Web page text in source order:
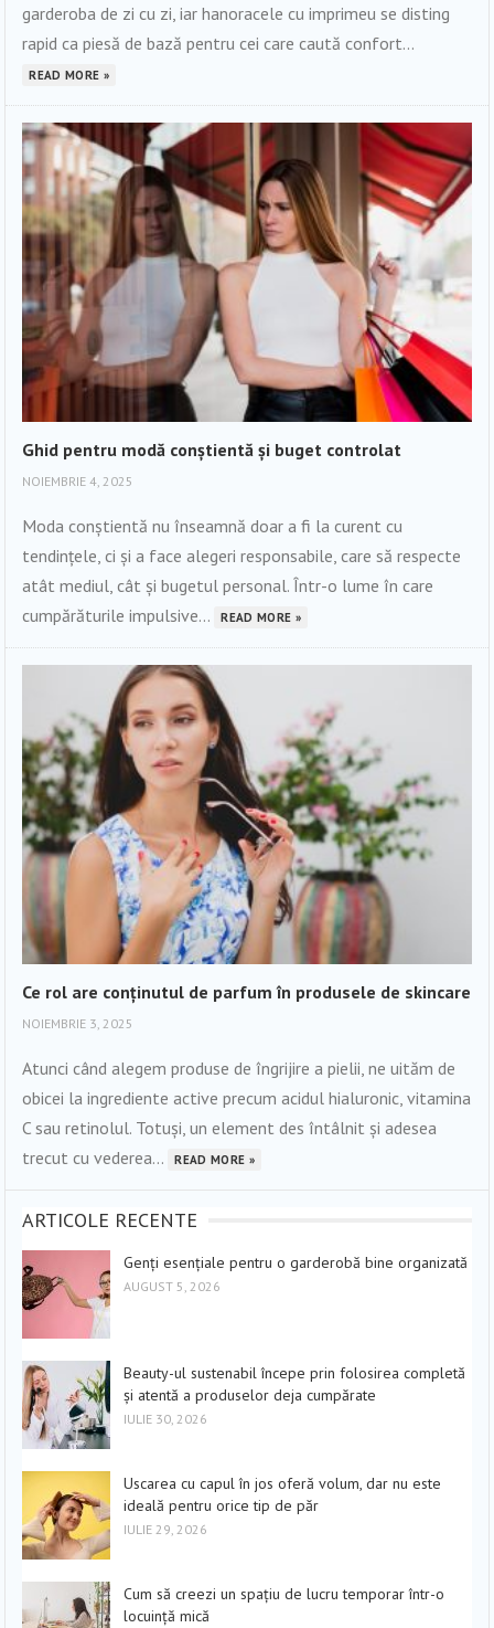
garderoba de zi cu zi, iar hanoracele cu imprimeu se disting
rapid ca piesă de bază pentru cei care caută confort...
READ MORE »
Ghid pentru modă conștientă și buget controlat
NOIEMBRIE 4, 2025
Moda conștientă nu înseamnă doar a fi la curent cu
tendințele, ci și a face alegeri responsabile, care să respecte
atât mediul, cât și bugetul personal. Într-o lume în care
cumpărăturile impulsive...
READ MORE »
Ce rol are conținutul de parfum în produsele de skincare
NOIEMBRIE 3, 2025
Atunci când alegem produse de îngrijire a pielii, ne uităm de
obicei la ingrediente active precum acidul hialuronic, vitamina
C sau retinolul. Totuși, un element des întâlnit și adesea
trecut cu vederea...
READ MORE »
ARTICOLE RECENTE
Genți esențiale pentru o garderobă bine organizată
AUGUST 5, 2026
Beauty-ul sustenabil începe prin folosirea completă
și atentă a produselor deja cumpărate
IULIE 30, 2026
Uscarea cu capul în jos oferă volum, dar nu este
ideală pentru orice tip de păr
IULIE 29, 2026
Cum să creezi un spațiu de lucru temporar într-o
locuință mică